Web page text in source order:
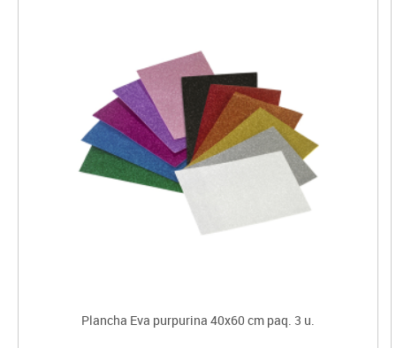
Plancha Eva purpurina 40x60 cm paq. 3 u.